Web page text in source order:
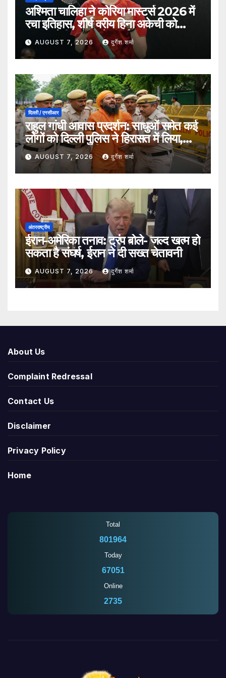
अश्मिता चालिहा ने कोरिया मास्टर्स 2026 में
रचा इतिहास, शीर्ष वरीय हिना अकेची को
हराकर सेमीफाइनल में बनाई जगह
AUGUST 7, 2026 दुर्गेश शर्मा
दिल्ली / एनसीआर
राहुल गांधी आवास प्रदर्शन: साधुओं समेत कई
लोगों को दिल्ली पुलिस ने हिरासत में लिया,
सुरक्षा व्यवस्था कड़ी
AUGUST 7, 2026 दुर्गेश शर्मा
अंतरराष्ट्रीय
ईरान-अमेरिका तनाव: ट्रंप बोले- जल्द खत्म हो
सकता है संघर्ष, ईरान ने दी सख्त चेतावनी
AUGUST 7, 2026 दुर्गेश शर्मा
About Us
Complaint Redressal
Contact Us
Disclaimer
Privacy Policy
Home
Total
801964
Today
67051
Online
2737